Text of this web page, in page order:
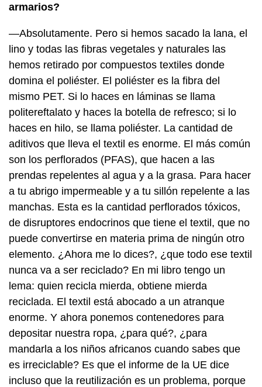
armarios?
—Absolutamente. Pero si hemos sacado la lana, el
lino y todas las fibras vegetales y naturales las
hemos retirado por compuestos textiles donde
domina el poliéster. El poliéster es la fibra del
mismo PET. Si lo haces en láminas se llama
politereftalato y haces la botella de refresco; si lo
haces en hilo, se llama poliéster. La cantidad de
aditivos que lleva el textil es enorme. El más común
son los perflorados (PFAS), que hacen a las
prendas repelentes al agua y a la grasa. Para hacer
a tu abrigo impermeable y a tu sillón repelente a las
manchas. Esta es la cantidad perflorados tóxicos,
de disruptores endocrinos que tiene el textil, que no
puede convertirse en materia prima de ningún otro
elemento. ¿Ahora me lo dices?, ¿que todo ese textil
nunca va a ser reciclado? En mi libro tengo un
lema: quien recicla mierda, obtiene mierda
reciclada. El textil está abocado a un atranque
enorme. Y ahora ponemos contenedores para
depositar nuestra ropa, ¿para qué?, ¿para
mandarla a los niños africanos cuando sabes que
es irreciclable? Es que el informe de la UE dice
incluso que la reutilización es un problema, porque